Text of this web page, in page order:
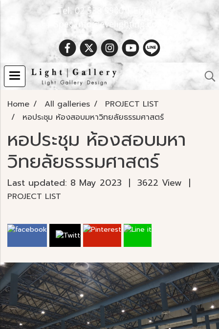
Tel. 02 538 9900 | Email :
Spec.info@evelighting.com
Home All galleries
PROJECT LIST
หอประชุม ห้องสอบมหาวิทยลัยธรรมศาสตร์
หอประชุม ห้องสอบมหา
วิทยลัยธรรมศาสตร์
Last updated: 8 May 2023 | 3622 View |
PROJECT LIST